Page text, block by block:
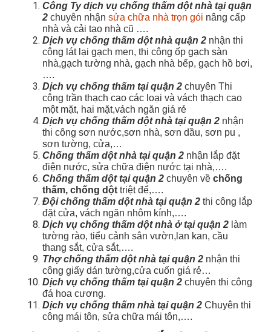
Công Ty dịch vụ chống thấm dột nhà tại quận
2 chuyên nhận sửa chữa nhà trọn gói nâng cấp
nhà và cải tạo nhà cũ ….
Dịch vụ chống thấm dột nhà quận 2 nhận thi
công lát lại gạch men, thi công ốp gạch sàn
nhà,gạch tường nhà, gạch nhà bếp, gạch hồ bơi,
….
Dịch vụ chống thấm tại quận 2 chuyên Thi
công trần thạch cao các loại và vách thạch cao
một mặt, hai mặt,vách ngăn giá rẻ
Dịch vụ chống thấm dột nhà tại quận 2 nhận
thi công sơn nước,sơn nhà, sơn dầu, sơn pu ,
sơn tường, cửa,…
Chống thấm dột nhà tại quận 2 nhận lắp đặt
điện nước, sửa chữa điện nước tại nhà,….
Chống thấm dột tại quận 2 chuyên về chống
thấm, chống dột triệt để,….
Đội chống thấm dột nhà tại quận 2 thi công lắp
đặt cửa, vách ngăn nhôm kính,….
Dịch vụ chống thấm dột nhà ở tại quận 2 làm
tường rào, tiểu cảnh sân vườn,lan kan, cầu
thang sắt, cửa sắt,….
Thợ chống thấm dột nhà tại quận 2 nhận thi
công giấy dán tường,cửa cuốn giá rẻ…
Dịch vụ chống thấm tại quận 2 chuyên thi công
đá hoa cương.
Dịch vụ chống thấm nhà tại quận 2 Chuyên thi
công mái tôn, sửa chữa mái tôn,….